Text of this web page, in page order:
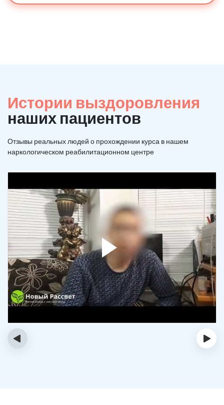
Истории выздоровления
наших пациентов
Отзывы реальных людей о прохождении курса в нашем
наркологическом реабилитационном центре
‹ ›